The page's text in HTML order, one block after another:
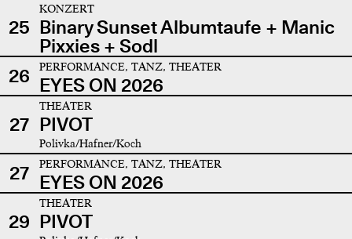
25
KONZERT
Binary Sunset Albumtaufe + Manic
Pixxies + Sodl
26
PERFORMANCE, TANZ, THEATER
EYES ON 2026
27
THEATER
PIVOT
Polivka/Hafner/Koch
27 PERFORMANCE, TANZ, THEATER
EYES ON 2026
29
THEATER
PIVOT